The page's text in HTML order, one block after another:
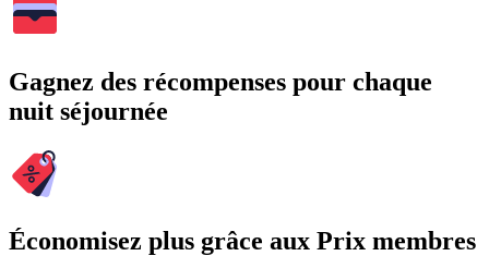
Gagnez des récompenses pour chaque
nuit séjournée
Économisez plus grâce aux Prix membres